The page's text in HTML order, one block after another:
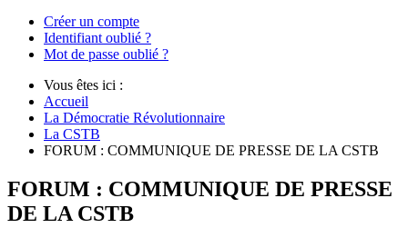
Créer un compte
Identifiant oublié ?
Mot de passe oublié ?
Vous êtes ici :
Accueil
La Démocratie Révolutionnaire
La CSTB
FORUM : COMMUNIQUE DE PRESSE DE LA CSTB
FORUM : COMMUNIQUE DE PRESSE
DE LA CSTB